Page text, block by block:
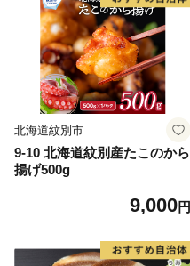
北海道紋別市
9-10 北海道紋別産たこのから
揚げ500g
9,000円